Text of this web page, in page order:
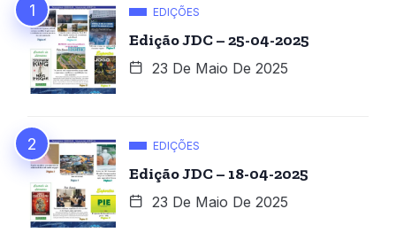
EDIÇÕES
Edição JDC – 25-04-2025
23 De Maio De 2025
EDIÇÕES
Edição JDC – 18-04-2025
23 De Maio De 2025